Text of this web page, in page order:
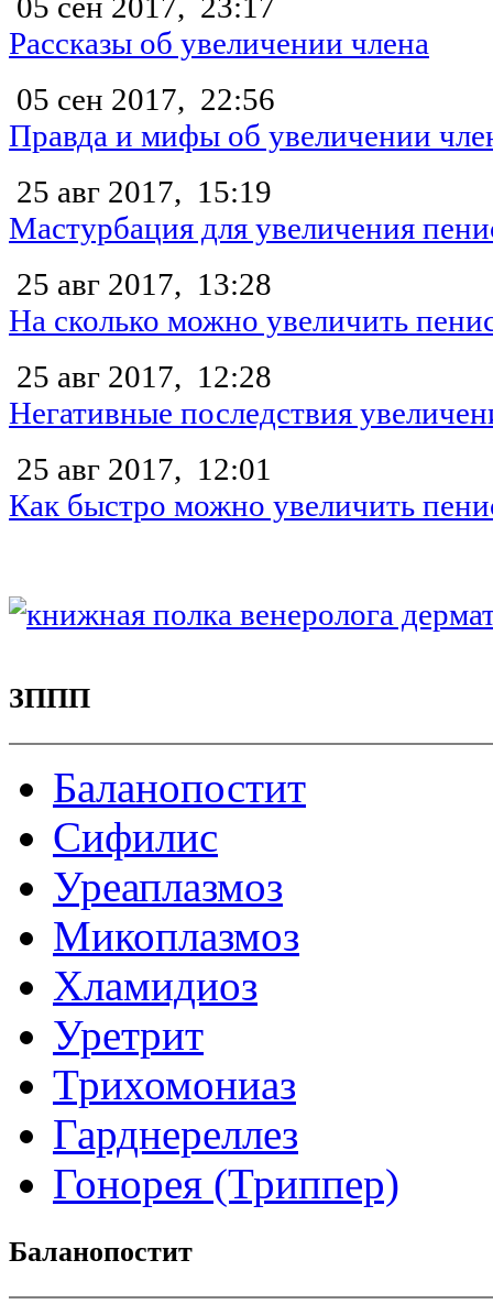
05 сен 2017, 23:17
Рассказы об увеличении члена
05 сен 2017, 22:56
Правда и мифы об увеличении
25 авг 2017, 15:19
Мастурбация для увеличения
25 авг 2017, 13:28
На сколько можно увеличить
25 авг 2017, 12:28
Негативные последствия
25 авг 2017, 12:01
Как быстро можно увеличить
ЗППП
Баланопостит
Сифилис
Уреаплазмоз
Микоплазмоз
Хламидиоз
Уретрит
Трихомониаз
Гарднереллез
Гонорея (Триппер)
Баланопостит